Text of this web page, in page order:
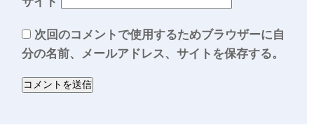
次回のコメントで使用するためブラウザーに自
分の名前、メールアドレス、サイトを保存する。